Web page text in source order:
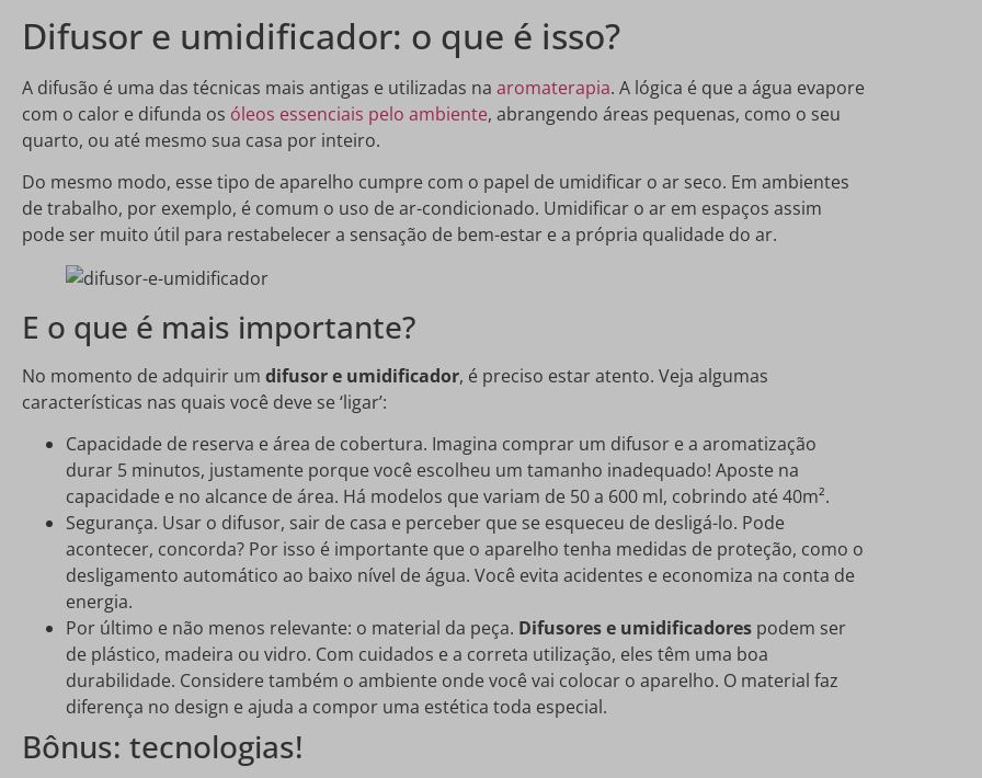
Difusor e umidificador: o que é isso?
A difusão é uma das técnicas mais antigas e utilizadas na aromaterapia. A lógica é que a água evapore
com o calor e difunda os óleos essenciais pelo ambiente, abrangendo áreas pequenas, como o seu
quarto, ou até mesmo sua casa por inteiro.
Do mesmo modo, esse tipo de aparelho cumpre com o papel de umidificar o ar seco. Em ambientes
de trabalho, por exemplo, é comum o uso de ar-condicionado. Umidificar o ar em espaços assim
pode ser muito útil para restabelecer a sensação de bem-estar e a própria qualidade do ar.
E o que é mais importante?
No momento de adquirir um difusor e umidificador, é preciso estar atento. Veja algumas
características nas quais você deve se ‘ligar’:
Capacidade de reserva e área de cobertura. Imagina comprar um difusor e a aromatização
durar 5 minutos, justamente porque você escolheu um tamanho inadequado! Aposte na
capacidade e no alcance de área. Há modelos que variam de 50 a 600 ml, cobrindo até 40m².
Segurança. Usar o difusor, sair de casa e perceber que se esqueceu de desligá-lo. Pode
acontecer, concorda? Por isso é importante que o aparelho tenha medidas de proteção, como o
desligamento automático ao baixo nível de água. Você evita acidentes e economiza na conta de
energia.
Por último e não menos relevante: o material da peça. Difusores e umidificadores podem ser
de plástico, madeira ou vidro. Com cuidados e a correta utilização, eles têm uma boa
durabilidade. Considere também o ambiente onde você vai colocar o aparelho. O material faz
diferença no design e ajuda a compor uma estética toda especial.
Bônus: tecnologias!